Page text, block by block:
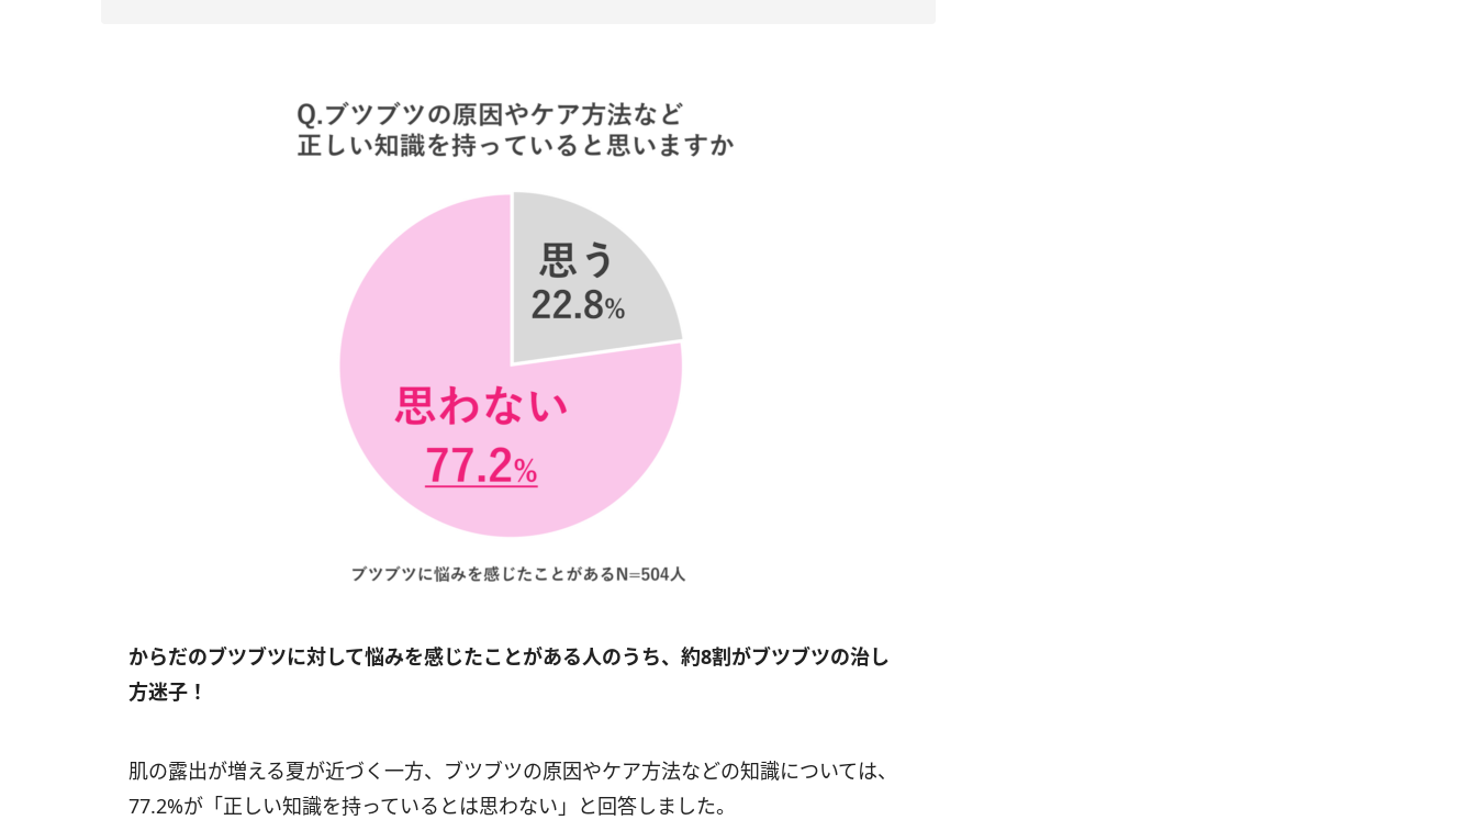
からだのブツブツに対して悩みを感じたことがある人のうち、約8割がブツブツの治し
方迷子！
肌の露出が増える夏が近づく一方、ブツブツの原因やケア方法などの知識については、
77.2%が「正しい知識を持っているとは思わない」と回答しました。